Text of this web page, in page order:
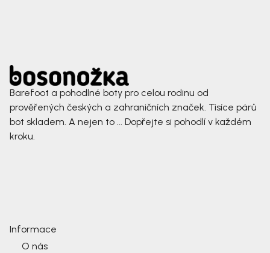
Barefoot a pohodlné boty pro celou rodinu od
prověřených českých a zahraničních značek. Tisíce párů
bot skladem. A nejen to ... Dopřejte si pohodlí v každém
kroku.
Informace
O nás